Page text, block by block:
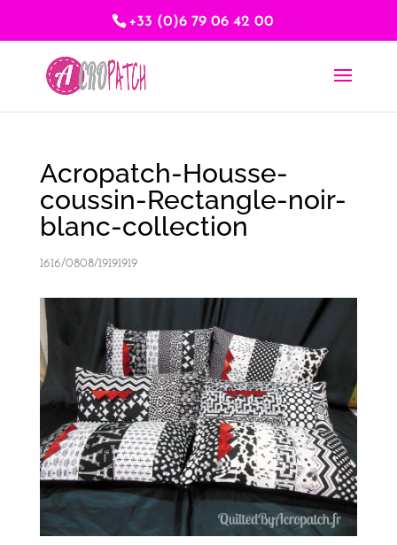
+33 (0)6 79 06 42 00
Acropatch-Housse-
coussin-Rectangle-noir-
blanc-collection
1616/0808/19191919